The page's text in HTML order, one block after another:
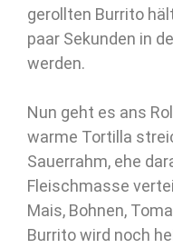
gerollten Burrito
paar Sekunden in
werden.
Nun geht es ans
warme Tortilla
Sauerrahm, ehe
Fleischmasse
Mais, Bohnen,
Burrito wird noch